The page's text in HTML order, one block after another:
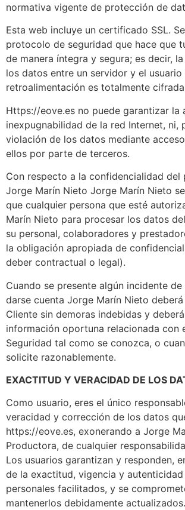
normativa vigente de protección de
Esta web incluye un certificado SSL.
protocolo de seguridad que hace que
de manera íntegra y segura; es decir,
los datos entre un servidor y el usuario
retroalimentación es totalmente
Https://eove.es no puede garantizar la
inexpugnabilidad de la red Internet, ni,
violación de los datos mediante
ellos por parte de terceros.
Con respecto a la confidencialidad del
Jorge Marín Nieto Jorge Marín Nieto
que cualquier persona que esté
Marín Nieto para procesar los datos
su personal, colaboradores y
la obligación apropiada de
deber contractual o legal).
Cuando se presente algún incidente de
darse cuenta Jorge Marín Nieto
Cliente sin demoras indebidas y
información oportuna relacionada con
Seguridad tal como se conozca, o
solicite razonablemente.
EXACTITUD Y VERACIDAD DE LOS
Como usuario, eres el único
veracidad y corrección de los datos
https://eove.es, exonerando a Jorge
Productora, de cualquier
Los usuarios garantizan y responden,
de la exactitud, vigencia y
personales facilitados, y se
mantenerlos debidamente